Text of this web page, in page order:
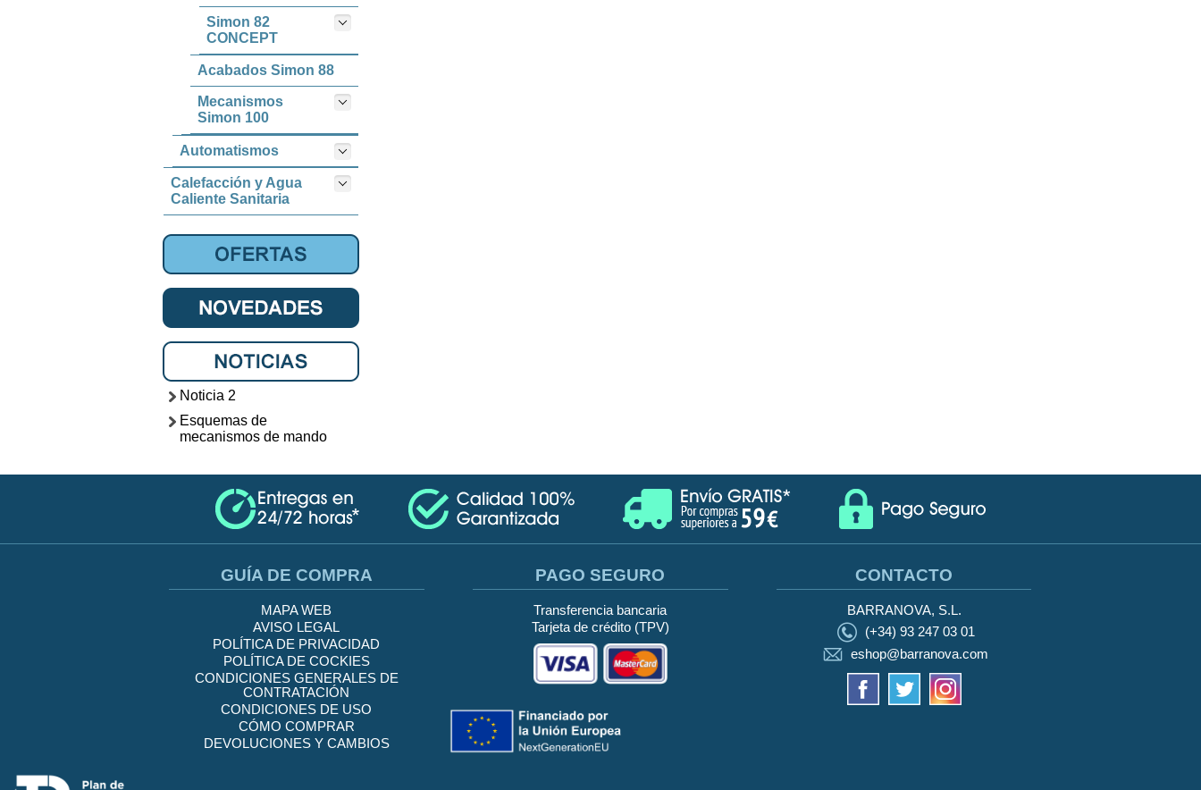
Simon 82
CONCEPT
Acabados Simon 88
Mecanismos
Simon 100
Automatismos
Calefacción y Agua
Caliente Sanitaria
Noticia 2
Esquemas de
mecanismos de mando
GUÍA DE COMPRA
MAPA WEB
AVISO LEGAL
POLÍTICA DE PRIVACIDAD
POLÍTICA DE COCKIES
CONDICIONES GENERALES DE
CONTRATACIÓN
CONDICIONES DE USO
CÓMO COMPRAR
DEVOLUCIONES Y CAMBIOS
PAGO SEGURO
Transferencia bancaria
Tarjeta de crédito (TPV)
CONTACTO
BARRANOVA, S.L.
(+34) 93 247 03 01
eshop@barranova.com